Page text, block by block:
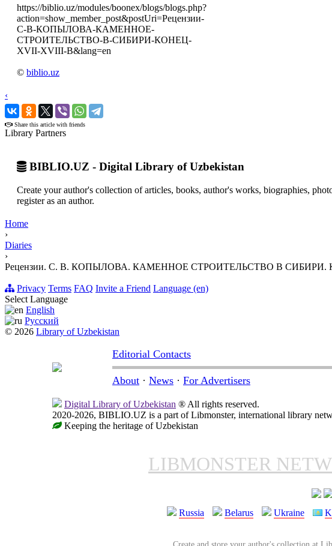
https://biblio.uz/modules/boonex/blogs/blogs.php?
action=show_member_post&postUri=Рецензии-
С-В-КОПЫЛОВА-КАМЕННОЕ-
СТРОИТЕЛЬСТВО-В-СИБИРИ-КОНЕЦ-
XVII-XVIII-В&lang=en
© biblio.uz
‹
›
Share this article with friends
Library Partners
BIBLIO.UZ - Digital Library of Uzbekistan
Create your author's collection of articles, books, author's works, biographies,
register as an author.
Home
›
Diaries
›
Рецензии. С. В. КОПЫЛОВА. КАМЕННОЕ СТРОИТЕЛЬСТВО В СИБИРИ.
Privacy Terms FAQ Invite a Friend Language (en)
Select Language
English
Русский
© 2026 Library of Uzbekistan
Editorial Contacts
About · News · For Advertisers
Digital Library of Uzbekistan ® All rights reserved.
2020-2026, BIBLIO.UZ is a part of Libmonster, international library
Keeping the heritage of Uzbekistan
LIBMONSTER
Russia
Belarus Ukraine